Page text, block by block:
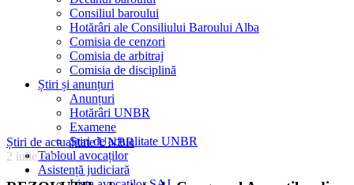
Consiliul baroului
Hotărâri ale Consiliului Baroului Alba
Comisia de cenzori
Comisia de arbitraj
Comisia de disciplină
Știri și anunțuri
Anunțuri
Hotărâri UNBR
Examene
Știri de actualitate UNBR
Tabloul avocaților
Asistență judiciară
Știri de actualitate UNBR
2 iulie 2022